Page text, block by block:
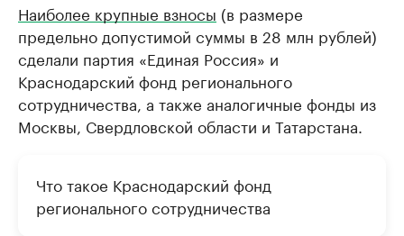
Наиболее крупные взносы (в размере
предельно допустимой суммы в 28 млн рублей)
сделали партия «Единая Россия» и
Краснодарский фонд регионального
сотрудничества, а также аналогичные фонды из
Москвы, Свердловской области и Татарстана.
Что такое Краснодарский фонд
регионального сотрудничества